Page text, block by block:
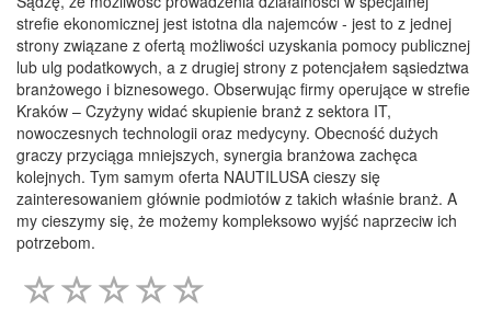
strefie ekonomicznej jest istotna dla najemców - jest to z jednej
strony związane z ofertą możliwości uzyskania pomocy publicznej
lub ulg podatkowych, a z drugiej strony z potencjałem sąsiedztwa
branżowego i biznesowego. Obserwując firmy operujące w strefie
Kraków – Czyżyny widać skupienie branż z sektora IT,
nowoczesnych technologii oraz medycyny. Obecność dużych
graczy przyciąga mniejszych, synergia branżowa zachęca
kolejnych. Tym samym oferta NAUTILUSA cieszy się
zainteresowaniem głównie podmiotów z takich właśnie branż. A
my cieszymy się, że możemy kompleksowo wyjść naprzeciw ich
potrzebom.